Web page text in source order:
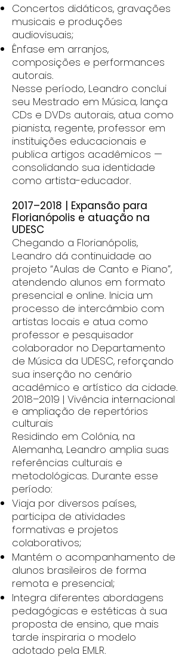
Concertos didáticos, gravações
musicais e produções
audiovisuais;
Ênfase em arranjos,
composições e performances
autorais.
Nesse período, Leandro conclui
seu Mestrado em Música, lança
CDs e DVDs autorais, atua como
pianista, regente, professor em
instituições educacionais e
publica artigos acadêmicos —
consolidando sua identidade
como artista-educador.
2017–2018 | Expansão para
Florianópolis e atuação na
UDESC
Chegando a Florianópolis,
Leandro dá continuidade ao
projeto “Aulas de Canto e Piano”,
atendendo alunos em formato
presencial e online. Inicia um
processo de intercâmbio com
artistas locais e atua como
professor e pesquisador
colaborador no Departamento
de Música da UDESC, reforçando
sua inserção no cenário
acadêmico e artístico da cidade.
2018–2019 | Vivência internacional
e ampliação de repertórios
culturais
Residindo em Colônia, na
Alemanha, Leandro amplia suas
referências culturais e
metodológicas. Durante esse
período:
Viaja por diversos países,
participa de atividades
formativas e projetos
colaborativos;
Mantém o acompanhamento de
alunos brasileiros de forma
remota e presencial;
Integra diferentes abordagens
pedagógicas e estéticas à sua
proposta de ensino, que mais
tarde inspiraria o modelo
adotado pela EMLR.